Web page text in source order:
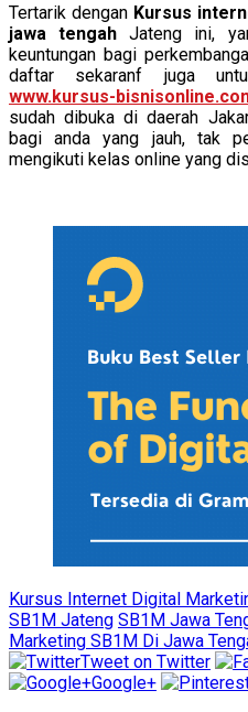
Tertarik dengan Kursus
jawa tengah Jateng ini,
keuntungan bagi
daftar sekaranf juga
www.kursus-
sudah dibuka di daerah
bagi anda yang jauh, tak
mengikuti kelas online yang
Kursus Internet Digital
SB1M Jateng SB1M Jawa
Marketing SB1M Di Jawa
Tweet on Twitter
Google+